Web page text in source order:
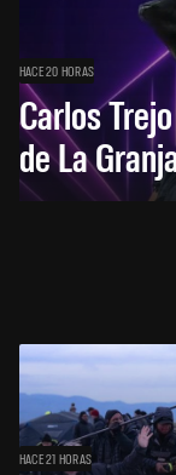
HACE 20 HORAS
Carlos
de La
HACE 21 HORAS